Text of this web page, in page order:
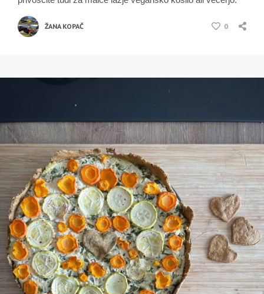
ŽANA KOPAČ 0